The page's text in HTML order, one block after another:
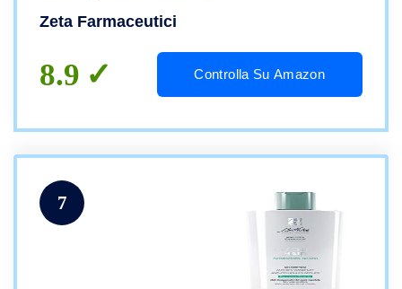
Zeta Farmaceutici
8.9 Controlla Su Amazon
7